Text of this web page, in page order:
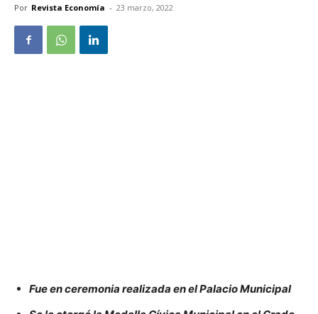
Por Revista Economía - 23 marzo, 2022
Fue en ceremonia realizada en el Palacio Municipal